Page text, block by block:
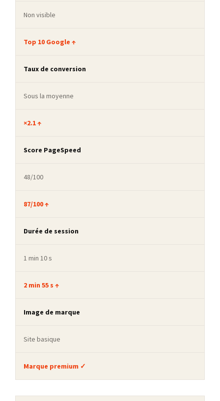
Non visible
Top 10 Google ↑
Taux de conversion
Sous la moyenne
×2.1 ↑
Score PageSpeed
48/100
87/100 ↑
Durée de session
1 min 10 s
2 min 55 s ↑
Image de marque
Site basique
Marque premium ✓